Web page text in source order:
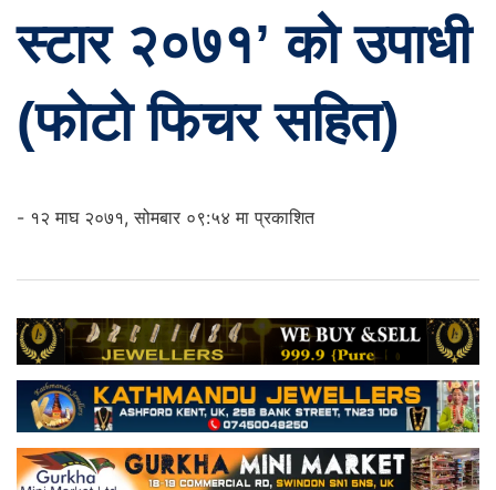
स्टार २०७१’ को उपाधी
(फोटो फिचर सहित)
- १२ माघ २०७१, सोमबार ०९:५४ मा प्रकाशित